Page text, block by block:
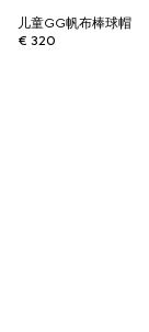
儿童GG帆布棒球帽
€ 320